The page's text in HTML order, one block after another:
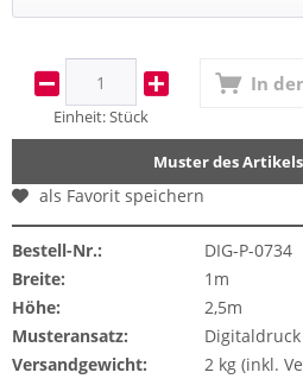
Einheit:Stück
In
Muster des
als Favorit speichern
Bestell-Nr.:
DIG-P-0734
Breite:
1m
Höhe:
2,5m
Musteransatz:
Versandgewicht:
2 kg (inkl.